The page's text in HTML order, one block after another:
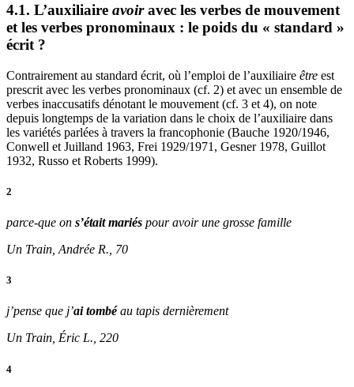
4.1. L’auxiliaire avoiravec les verbes de mouvement
et les verbes pronominaux : le poids du « standard »
écrit ?
Contrairement au standard écrit, où l’emploi de l’auxiliaire être est
prescrit avec les verbes pronominaux (cf. 2) et avec un ensemble de
verbes inaccusatifs dénotant le mouvement (cf. 3 et 4), on note
depuis longtemps de la variation dans le choix de l’auxiliaire dans
les variétés parlées à travers la francophonie (Bauche 1920/1946,
Conwell et Juilland 1963, Frei 1929/1971, Gesner 1978, Guillot
1932, Russo et Roberts 1999).
2
parce-que on s’était mariés pour avoir une grosse famille
Un Train, Andrée R., 70
3
j’pense que j’ai tombéau tapis dernièrement
Un Train, Éric L., 220
4